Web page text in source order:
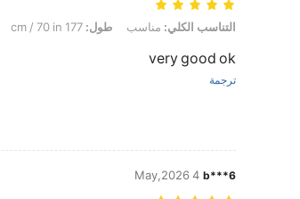
التناسب الكلي: مناسب, طول: 177 cm / 70 in, لون: الأسود, مقاس: 5XL
التناسب الكلي: مناسب طول:
very good ok
ترجمة
b***6
4 May,2026